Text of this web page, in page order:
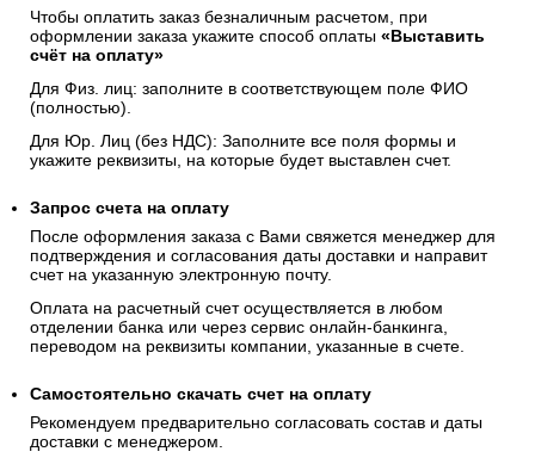
Чтобы оплатить заказ безналичным расчетом, при
оформлении заказа укажите способ оплаты «Выставить
счёт на оплату»
Для Физ. лиц: заполните в соответствующем поле ФИО
(полностью).
Для Юр. Лиц (без НДС): Заполните все поля формы и
укажите реквизиты, на которые будет выставлен счет.
Запрос счета на оплату
После оформления заказа с Вами свяжется менеджер для
подтверждения и согласования даты доставки и направит
счет на указанную электронную почту.
Оплата на расчетный счет осуществляется в любом
отделении банка или через сервис онлайн-банкинга,
переводом на реквизиты компании, указанные в счете.
Самостоятельно скачать счет на оплату
Рекомендуем предварительно согласовать состав и даты
доставки с менеджером.